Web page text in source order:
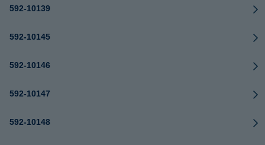
592-10139
592-10145
592-10146
592-10147
592-10148